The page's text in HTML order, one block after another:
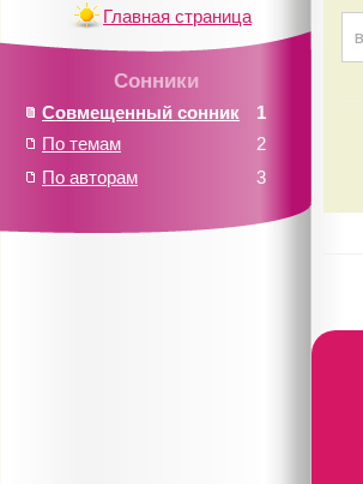
Главная страница
Сонники
1
Совмещенный сонник
2
По темам
3
По авторам